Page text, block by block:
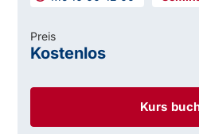
Kurs
Preis
Kostenlos